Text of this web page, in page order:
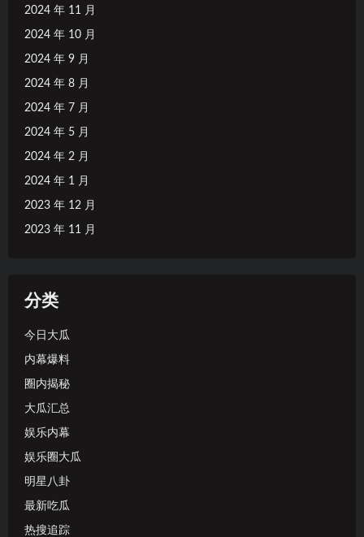
2024 年 11 月
2024 年 10 月
2024 年 9 月
2024 年 8 月
2024 年 7 月
2024 年 5 月
2024 年 2 月
2024 年 1 月
2023 年 12 月
2023 年 11 月
分类
今日大瓜
内幕爆料
圈内揭秘
大瓜汇总
娱乐内幕
娱乐圈大瓜
明星八卦
最新吃瓜
热搜追踪